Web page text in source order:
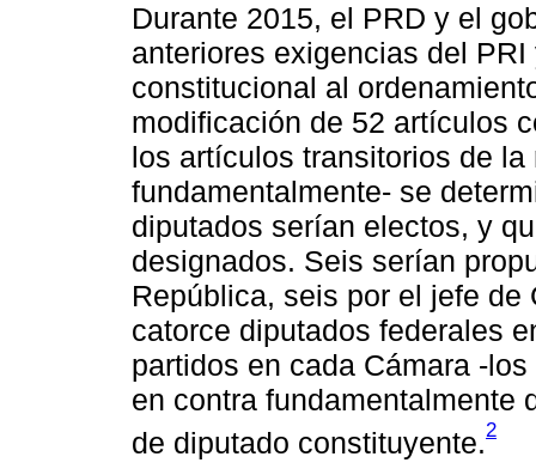
Durante 2015, el PRD y el
anteriores exigencias del
constitucional al
modificación de 52 artículos
los artículos transitorios de
fundamentalmente- se
diputados serían electos, y
designados. Seis serían
República, seis por el jefe
catorce diputados federales
partidos en cada Cámara -
en contra fundamentalmente
de diputado constituyente.2